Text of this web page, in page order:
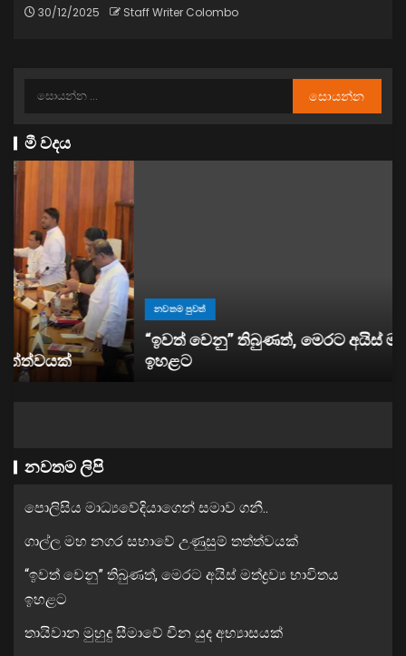
30/12/2025 Staff Writer Colombo
මී වදය
නවතම පුවත්
“ඉවත් වෙනු” තිබුණත්, මෙරට අයිස් මත්ද්‍රව්‍ය භාවිතය
ඉහළට
නවතම ලිපි
පොලිසිය මාධ්‍යවේදියාගෙන් සමාව ගනී..
ගාල්ල මහ නගර සභාවේ උණුසුම් තත්ත්වයක්
“ඉවත් වෙනු” තිබුණත්, මෙරට අයිස් මත්ද්‍රව්‍ය භාවිතය
ඉහළට
තායිවාන මුහුදු සීමාවේ චීන යුද අභ්‍යාසයක්